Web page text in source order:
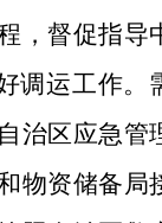
，督促指导
调运工作。
治区应急管
物资储备局